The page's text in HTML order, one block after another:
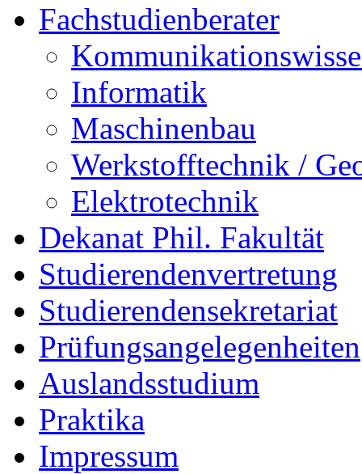
Fachstudienberater
Informatik
Maschinenbau
Werkstofftechnik /
Elektrotechnik
Dekanat Phil. Fakultät
Studierendenvertretung
Studierendensekretariat
Prüfungsangelegenheiten
Auslandsstudium
Praktika
Impressum